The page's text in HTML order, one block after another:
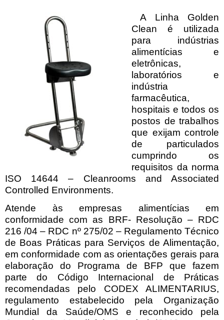
A Linha Golden
Clean é utilizada
para indústrias
alimentícias e
eletrônicas,
laboratórios e
indústria
farmacêutica,
hospitais e todos os
postos de trabalhos
que exijam controle
de particulados
cumprindo os
requisitos da norma
ISO 14644 – Cleanrooms and Associated
Controlled Environments.
Atende às empresas alimentícias em
conformidade com as BRF- Resolução – RDC
216 /04 – RDC nº 275/02 – Regulamento Técnico
de Boas Práticas para Serviços de Alimentação,
em conformidade com as orientações gerais para
elaboração do Programa de BFP que fazem
parte do Código Internacional de Práticas
recomendadas pelo CODEX ALIMENTARIUS,
regulamento estabelecido pela Organização
Mundial da Saúde/OMS e reconhecido pela